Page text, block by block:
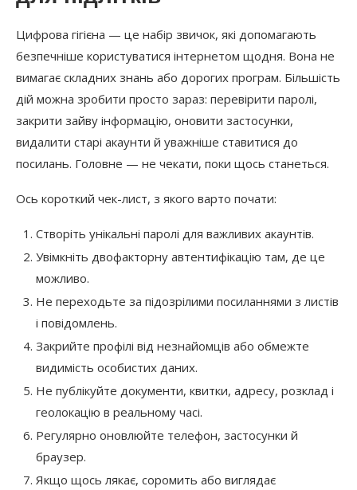
Цифрова гігієна — це набір звичок, які допомагають
безпечніше користуватися інтернетом щодня. Вона не
вимагає складних знань або дорогих програм. Більшість
дій можна зробити просто зараз: перевірити паролі,
закрити зайву інформацію, оновити застосунки,
видалити старі акаунти й уважніше ставитися до
посилань. Головне — не чекати, поки щось станеться.
Ось короткий чек-лист, з якого варто почати:
Створіть унікальні паролі для важливих акаунтів.
Увімкніть двофакторну автентифікацію там, де це
можливо.
Не переходьте за підозрілими посиланнями з листів
і повідомлень.
Закрийте профілі від незнайомців або обмежте
видимість особистих даних.
Не публікуйте документи, квитки, адресу, розклад і
геолокацію в реальному часі.
Регулярно оновлюйте телефон, застосунки й
браузер.
Якщо щось лякає, соромить або виглядає